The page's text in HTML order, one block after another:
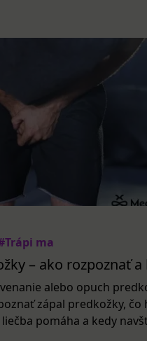
ma
– ako rozpoznať a
alebo opuch
zápal predkožky, čo
pomáha a kedy